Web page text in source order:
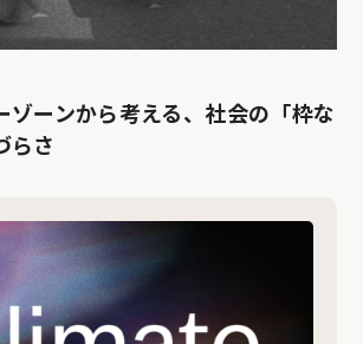
ゾーンから考える、社会の「枠な
らさ